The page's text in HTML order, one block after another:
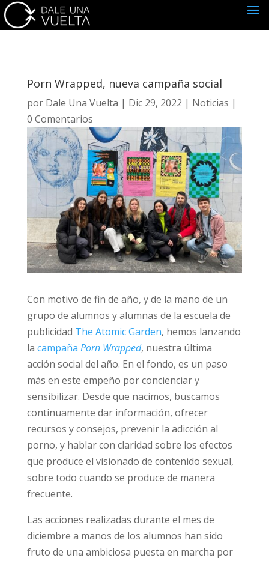
Porn Wrapped, nueva campaña social
por Dale Una Vuelta | Dic 29, 2022 | Noticias |
0 Comentarios
Con motivo de fin de año, y de la mano de un
grupo de alumnos y alumnas de la escuela de
publicidad The Atomic Garden, hemos lanzando
la campaña Porn Wrapped, nuestra última
acción social del año. En el fondo, es un paso
más en este empeño por concienciar y
sensibilizar. Desde que nacimos, buscamos
continuamente dar información, ofrecer
recursos y consejos, prevenir la adicción al
porno, y hablar con claridad sobre los efectos
que produce el visionado de contenido sexual,
sobre todo cuando se produce de manera
frecuente.
Las acciones realizadas durante el mes de
diciembre a manos de los alumnos han sido
fruto de una ambiciosa puesta en marcha por